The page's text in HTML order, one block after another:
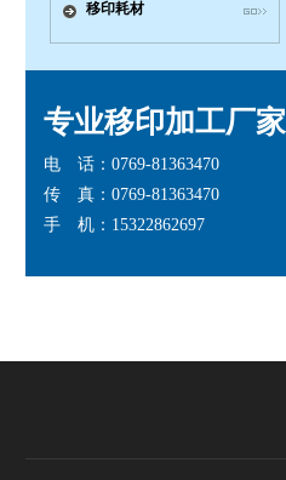
移印耗材
专业移印加工厂家
电 话：0769-81363470
传 真：0769-81363470
手 机：15322862697